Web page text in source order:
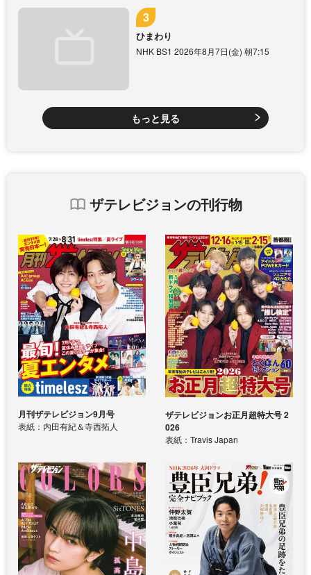
ひまわり
NHK BS1 2026年8月7日(金) 朝7:15
もっと見る
ザテレビジョンの刊行物
月刊ザテレビジョン9月号
表紙：内田有紀＆寺西拓人
ザテレビジョンお正月超特大号 2
026
表紙：Travis Japan